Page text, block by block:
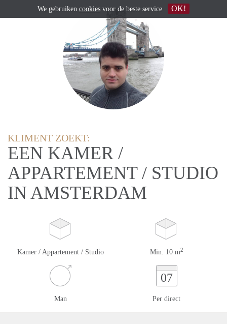
KLIMENT ZOEKT:
EEN KAMER /
APPARTEMENT / STUDIO
IN AMSTERDAM
Kamer / Appartement / Studio Min. 10 m2
Man
07
Per direct
We gebruiken cookies voor de beste service OK!